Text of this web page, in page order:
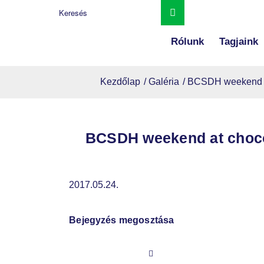
Rólunk Tagjaink
Kezdőlap / Galéria / BCSDH
BCSDH weekend at
2017.05.24.
Bejegyzés megosztása